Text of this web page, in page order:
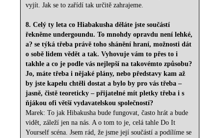
vyjít. Jak se to zařídí tak určitě zahrajeme.
8. Celý ty leta co Hiabakusha děláte jste součástí
řekněme undergoundu. To mnohdy opravdu není lehké,
a? se týká třeba právě toho shánění hraní, možnosti dát
o sobě lidem vědět a tak. Vyhovuje vám to přes to i
takhle a co je podle vás nejlepší na takovémto způsobu?
Jo, máte třeba i nějaké plány, nebo představy kam až
by jste kapelu chtěli dostat a bylo by pro vás třeba –
jasně, čistě teoreticky – přijatelné mít pletky třeba i s
ňjákou ofi větší vydavatelskou společností?
Marek: To jak Hibakusha bude fungovat, často hrát a bude
vidět, záleží jen na nás. A o tom to je, celá tahle Do It
Yourself scéna. Jsem rád, že jsme její součástí a podílíme se